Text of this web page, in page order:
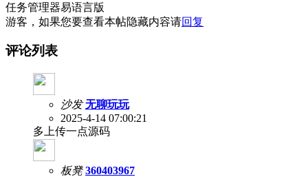
任务管理器易语言版
游客，如果您要查看本帖隐藏内容请回复
评论列表
沙发 无聊玩玩
2025-4-14 07:00:21
多上传一点源码
板凳 360403967